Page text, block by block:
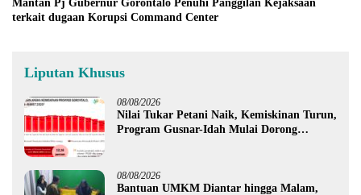
Mantan Pj Gubernur Gorontalo Penuhi Panggilan Kejaksaan
terkait dugaan Korupsi Command Center
Liputan Khusus
08/08/2026
Nilai Tukar Petani Naik, Kemiskinan Turun,
Program Gusnar-Idah Mulai Dorong
08/08/2026
Bantuan UMKM Diantar hingga Malam,